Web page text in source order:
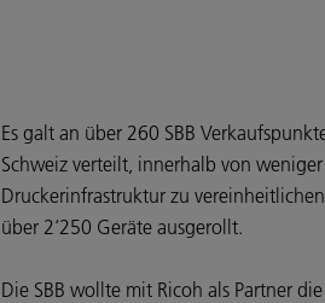
Es galt an über 260 SBB
Schweiz verteilt, innerhalb von
Druckerinfrastruktur zu
über 2‘250 Geräte ausgerollt.
Die SBB wollte mit Ricoh als Partner